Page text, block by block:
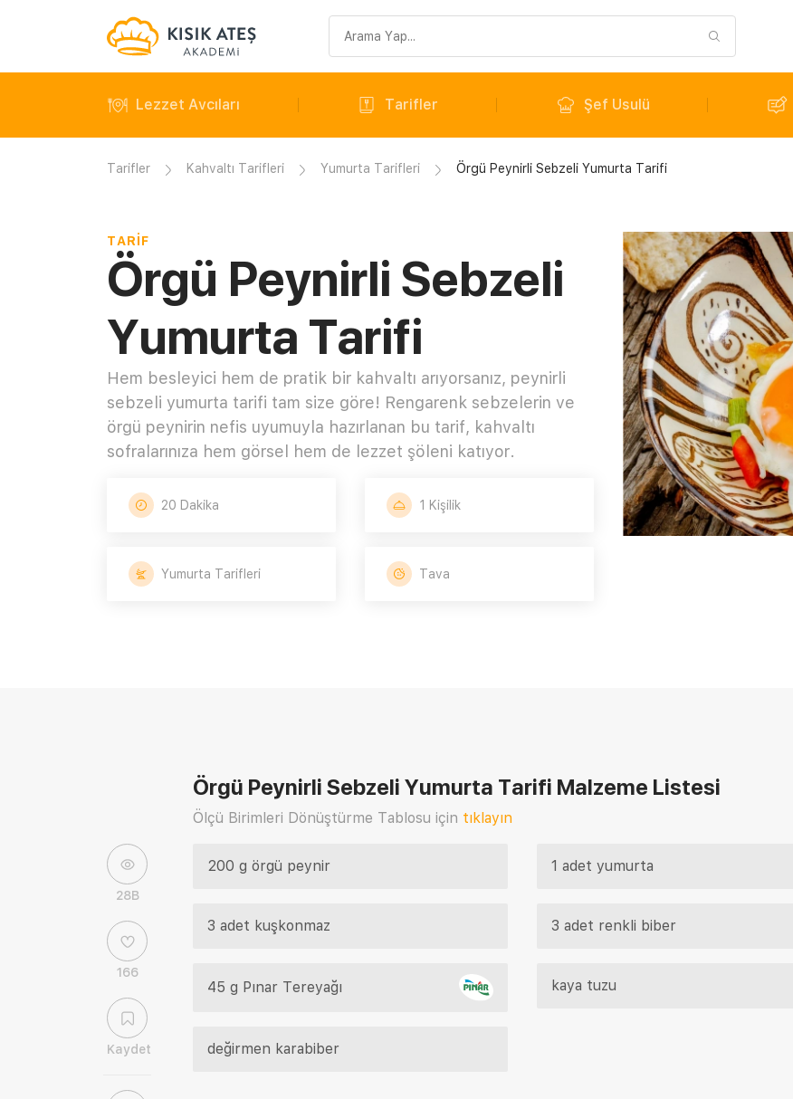
sorgusu
Lezzet Avcıları Tarifler Şef Usulü
Tarifler Kahvaltı Tarifleri Yumurta Tarifleri Örgü Peynirli Sebzeli Yumurta Tarifi
TARIF
Örgü Peynirli Sebzeli
Yumurta Tarifi
Hem besleyici hem de pratik bir kahvaltı arıyorsanız, peynirli
sebzeli yumurta tarifi tam size göre! Rengarenk sebzelerin ve
örgü peynirin nefis uyumuyla hazırlanan bu tarif, kahvaltı
sofralarınıza hem görsel hem de lezzet şöleni katıyor.
20 Dakika 1 Kişilik
Yumurta Tarifleri Tava
28B
166
Kaydet
Örgü Peynirli Sebzeli Yumurta Tarifi Malzeme Listesi
Ölçü Birimleri Dönüştürme Tablosu için tıklayın
200 g örgü peynir 1 adet yumurta
3 adet kuşkonmaz 3 adet renkli biber
45 g Pınar Tereyağı kaya tuzu
değirmen karabiber